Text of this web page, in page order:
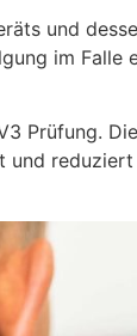
und
im Falle
Prüfung.